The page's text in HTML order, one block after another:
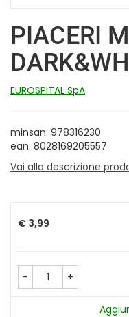
PIACERI
EUROSPITAL SpA
minsan: 978316230
ean: 8028169205557
Vai alla descrizione
Prezzo
€ 3,99
- +